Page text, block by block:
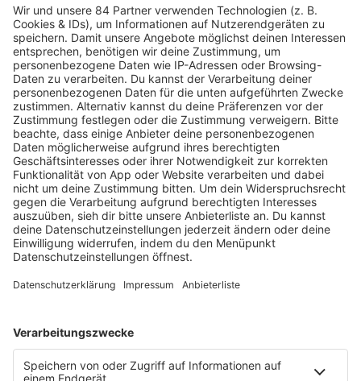
PODCAST-GÄSTE: MEHR NEWS
HOME
RADIOS
barba radio
Lagerfeuer
Füße hoch
Schmusekatze
Song Contest
Mädelsabend
Ich hasse Sport
Sonntag Morgen
Strandbar